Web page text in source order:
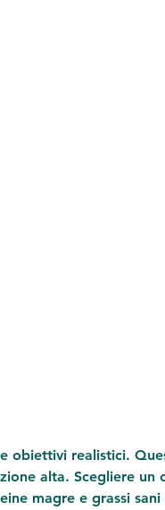
alta. Scegliere
magre e grassi